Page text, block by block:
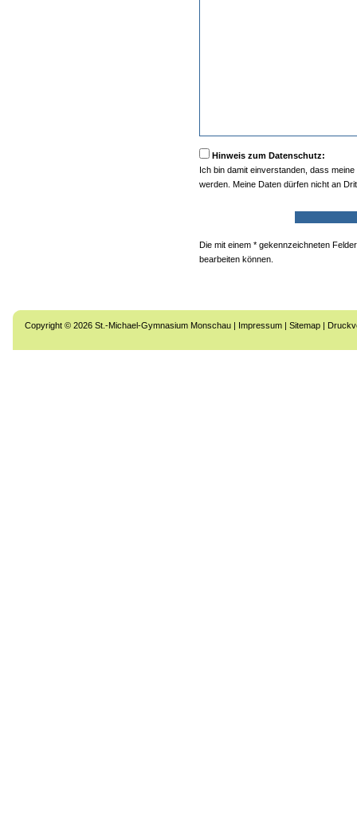
Hinweis zum Datenschutz:
Ich bin damit einverstanden, dass
werden. Meine Daten dürfen nicht an
Die mit einem * gekennzeichneten
bearbeiten können.
Copyright © 2026 St.-Michael-Gymnasium Monschau | Impressum | Sitemap |